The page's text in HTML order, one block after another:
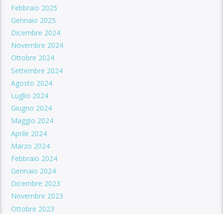
Febbraio 2025
Gennaio 2025
Dicembre 2024
Novembre 2024
Ottobre 2024
Settembre 2024
Agosto 2024
Luglio 2024
Giugno 2024
Maggio 2024
Aprile 2024
Marzo 2024
Febbraio 2024
Gennaio 2024
Dicembre 2023
Novembre 2023
Ottobre 2023